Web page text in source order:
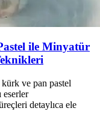
ile Minyatür
ve pan pastel
eserler
detaylıca ele